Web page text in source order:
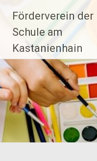
Inhalt
springen
Förderverein der
Schule am
Kastanienhain